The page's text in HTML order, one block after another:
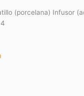
(porcelana) Infusor
4